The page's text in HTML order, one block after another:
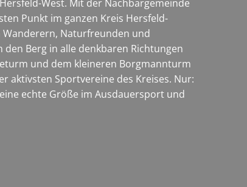
West. Mit der Nachbargemeinde
Punkt im ganzen Kreis Hersfeld-
Naturfreunden und
Berg in alle denkbaren Richtungen
und dem kleineren Borgmannturm
aktivsten Sportvereine des Kreises. Nur:
echte Größe im Ausdauersport und